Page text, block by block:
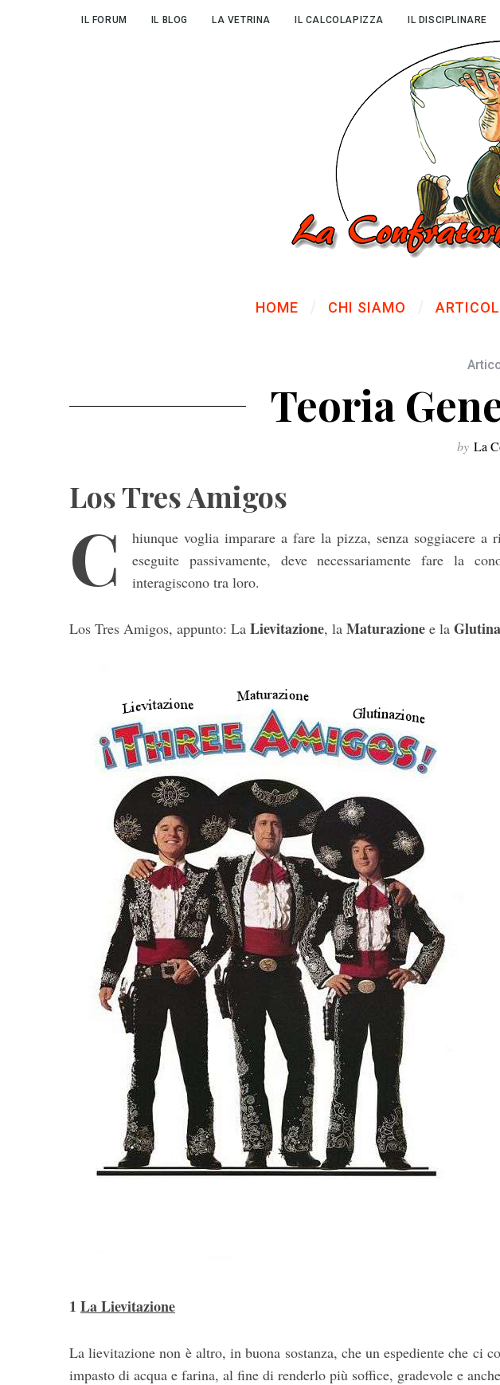
IL FORUM IL BLOG LA VETRINA IL CALCOLAPIZZA IL DISCIPLINARE
HOME CHI SIAMO
Teoria
by La
Los Tres Amigos
C
hiunque voglia imparare a fare la pizza, senza soggiacere a
eseguite passivamente, deve necessariamente fare la
interagiscono tra loro.
Los Tres Amigos, appunto: La Lievitazione, la Maturazione e la
1 La Lievitazione
La lievitazione non è altro, in buona sostanza, che un espediente che ci
impasto di acqua e farina, al fine di renderlo più soffice, gradevole e